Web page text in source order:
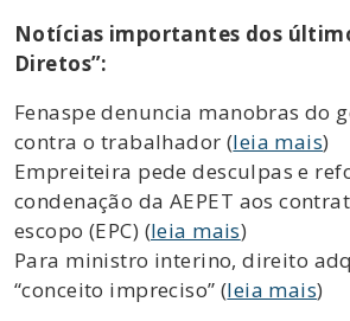
Notícias importantes dos
Diretos”:
Fenaspe denuncia manobras do
contra o trabalhador (leia mais)
Empreiteira pede desculpas e
condenação da AEPET aos
escopo (EPC) (leia mais)
Para ministro interino, direito
“conceito impreciso” (leia mais)